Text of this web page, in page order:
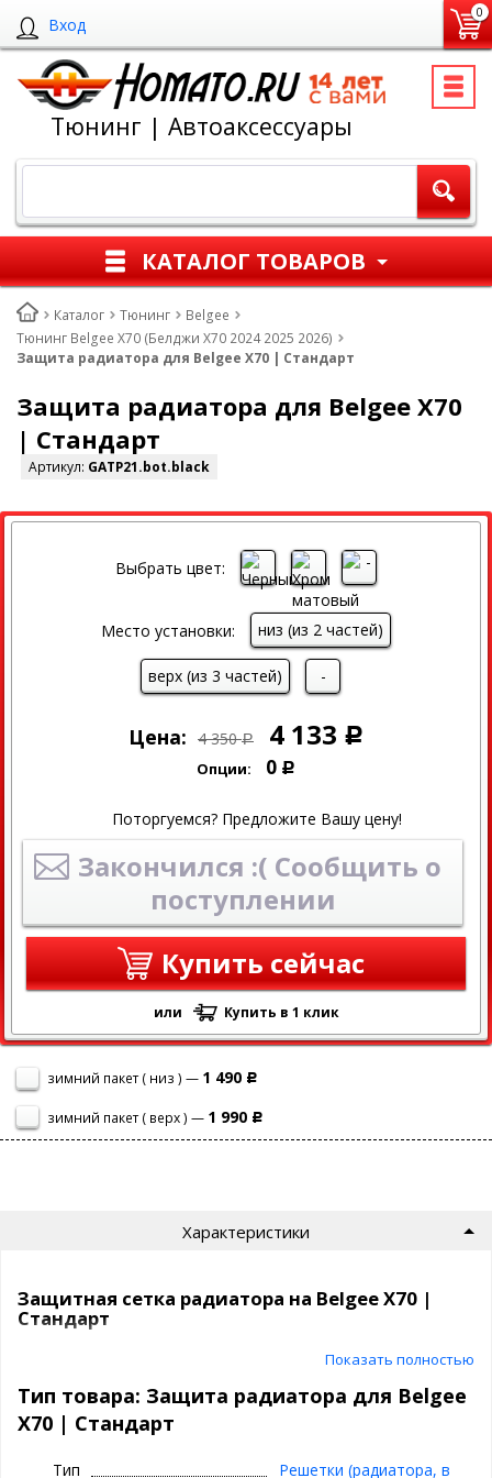
Вход
0
Тюнинг | Автоаксессуары
КАТАЛОГ ТОВАРОВ
Каталог Тюнинг
Belgee
Тюнинг Belgee X70 (Белджи Х70 2024 2025 2026)
Защита радиатора для Belgee X70 | Стандарт
Защита радиатора для Belgee X70
| Стандарт
Артикул: GATP21.bot.black
СКИДКА
Выбрать цвет:
Место установки: низ (из 2 частей)
верх (из 3 частей) -
Цена: 4 350 Р 4 133 Р
Опции: 0 Р
Поторгуемся? Предложите Вашу цену!
Закончился :( Сообщить о
поступлении
Купить сейчас
или Купить в 1 клик
зимний пакет ( низ ) — 1 490 Р
зимний пакет ( верх ) — 1 990 Р
Характеристики
Защитная сетка радиатора на Belgee X70 |
Стандарт
Сетка на радиатор Belgee X70 защитит ваш автомобиль от
насекомых, камней, мусора и выглядит просто отлично!
Самый продаваемый вариант среди защитных сеток на
Показать полностью
Тип товара: Защита радиатора для Belgee
X70 | Стандарт
Тип
Решетки (радиатора, в